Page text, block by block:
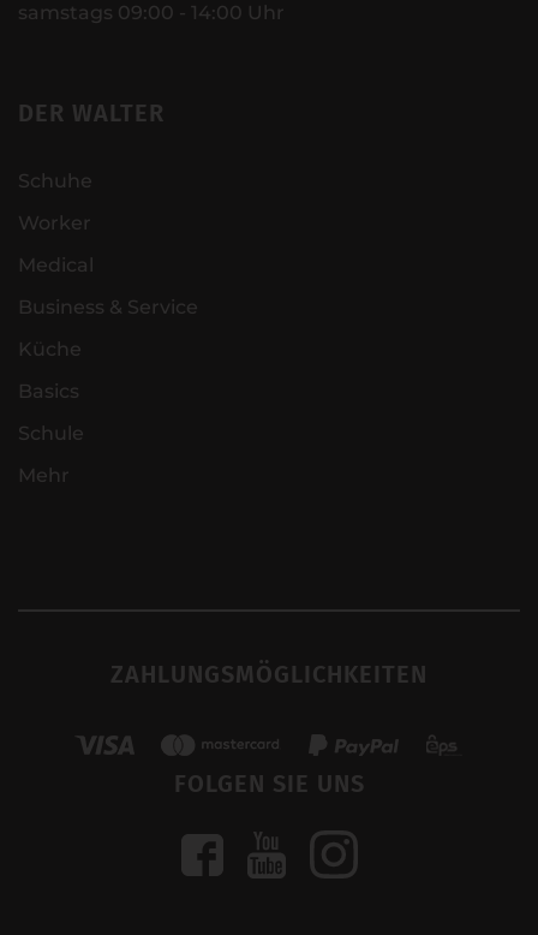
samstags 09:00 - 14:00 Uhr
DER WALTER
Schuhe
Worker
Medical
Business & Service
Küche
Basics
Schule
Mehr
ZAHLUNGSMÖGLICHKEITEN
FOLGEN SIE UNS